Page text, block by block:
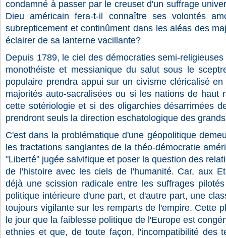
condamné à passer par le creuset d'un suffrage
Dieu américain fera-t-il connaître ses volontés
subrepticement et continûment dans les aléas des
éclairer de sa lanterne vacillante?
Depuis 1789, le ciel des démocraties semi-
monothéiste et messianique du salut sous le
populaire prendra appui sur un civisme cléricalisé
majorités auto-sacralisées ou si les nations de haut
cette sotériologie et si des oligarchies désarrimées
prendront seuls la direction eschatologique des
C'est dans la problématique d'une géopolitique
les tractations sanglantes de la théo-démocratie
"Liberté" jugée salvifique et poser la question des
de l'histoire avec les ciels de l'humanité. Car, aux
déjà une scission radicale entre les suffrages
politique intérieure d'une part, et d'autre part, une
toujours vigilante sur les remparts de l'empire. Cette
le jour que la faiblesse politique de l'Europe est
ethnies et que, de toute façon, l'incompatibilité des